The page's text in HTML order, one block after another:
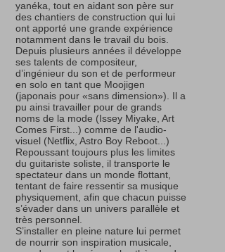
yanéka, tout en aidant son père sur
des chantiers de construction qui lui
ont apporté une grande expérience
notamment dans le travail du bois.
Depuis plusieurs années il développe
ses talents de compositeur,
d’ingénieur du son et de performeur
en solo en tant que Moojigen
(japonais pour «sans dimension»). Il a
pu ainsi travailler pour de grands
noms de la mode (Issey Miyake, Art
Comes First...) comme de l'audio-
visuel (Netflix, Astro Boy Reboot...)
Repoussant toujours plus les limites
du guitariste soliste, il transporte le
spectateur dans un monde flottant,
tentant de faire ressentir sa musique
physiquement, afin que chacun puisse
s’évader dans un univers parallèle et
très personnel.
S’installer en pleine nature lui permet
de nourrir son inspiration musicale,